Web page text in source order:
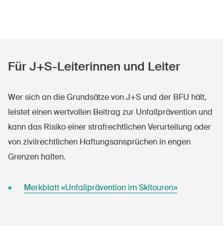
Für J+S-Leiterinnen und Leiter
Wer sich an die Grundsätze von J+S und der BFU hält,
leistet einen wertvollen Beitrag zur Unfallprävention und
kann das Risiko einer strafrechtlichen Verurteilung oder
von zivilrechtlichen Haftungsansprüchen in engen
Grenzen halten.
Merkblatt «Unfallprävention im Skitouren»